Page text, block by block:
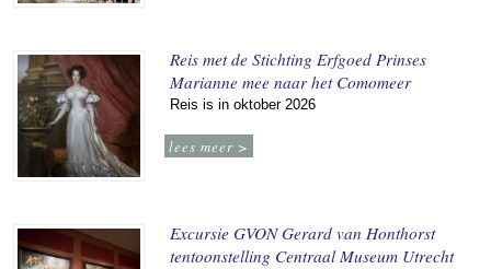
Reis met de Stichting Erfgoed Prinses
Marianne mee naar het Comomeer
Reis is in oktober 2026
lees meer >
Excursie GVON Gerard van Honthorst
tentoonstelling Centraal Museum Utrecht